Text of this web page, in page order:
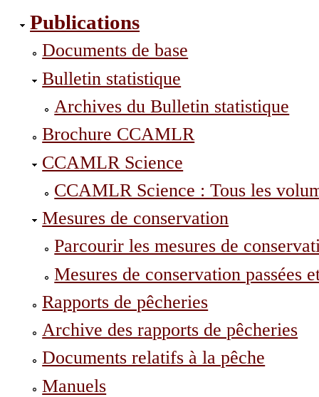
Publications
Documents de base
Bulletin statistique
Archives du Bulletin statistique
Brochure CCAMLR
CCAMLR Science
CCAMLR Science : Tous les
Mesures de conservation
Parcourir les mesures de
Mesures de conservation passées
Rapports de pêcheries
Archive des rapports de pêcheries
Documents relatifs à la pêche
Manuels